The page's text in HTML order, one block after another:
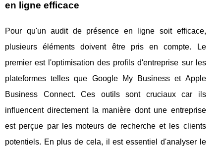
en ligne efficace
Pour qu'un audit de présence en ligne soit efficace,
plusieurs éléments doivent être pris en compte. Le
premier est l'optimisation des profils d'entreprise sur les
plateformes telles que Google My Business et Apple
Business Connect. Ces outils sont cruciaux car ils
influencent directement la manière dont une entreprise
est perçue par les moteurs de recherche et les clients
potentiels. En plus de cela, il est essentiel d'analyser le